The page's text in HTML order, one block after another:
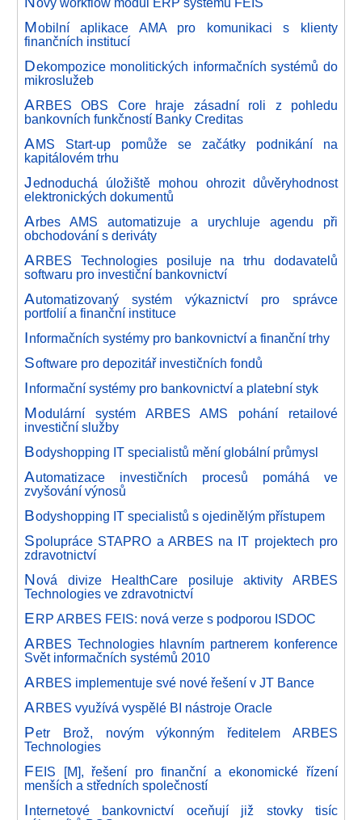
Mobilní aplikace AMA pro komunikaci s klienty
finančních institucí
Dekompozice monolitických informačních systémů do
mikroslužeb
ARBES OBS Core hraje zásadní roli z pohledu
bankovních funkčností Banky Creditas
AMS Start-up pomůže se začátky podnikání na
kapitálovém trhu
Jednoduchá úložiště mohou ohrozit důvěryhodnost
elektronických dokumentů
Arbes AMS automatizuje a urychluje agendu při
obchodování s deriváty
ARBES Technologies posiluje na trhu dodavatelů
softwaru pro investiční bankovnictví
Automatizovaný systém výkaznictví pro správce
portfolií a finanční instituce
Informačních systémy pro bankovnictví a finanční trhy
Software pro depozitář investičních fondů
Informační systémy pro bankovnictví a platební styk
Modulární systém ARBES AMS pohání retailové
investiční služby
Bodyshopping IT specialistů mění globální průmysl
Automatizace investičních procesů pomáhá ve
zvyšování výnosů
Bodyshopping IT specialistů s ojedinělým přístupem
Spolupráce STAPRO a ARBES na IT projektech pro
zdravotnictví
Nová divize HealthCare posiluje aktivity ARBES
Technologies ve zdravotnictví
ERP ARBES FEIS: nová verze s podporou ISDOC
ARBES Technologies hlavním partnerem konference
Svět informačních systémů 2010
ARBES implementuje své nové řešení v JT Bance
ARBES využívá vyspělé BI nástroje Oracle
Petr Brož, novým výkonným ředitelem ARBES
Technologies
FEIS [M], řešení pro finanční a ekonomické řízení
menších a středních společností
Internetové bankovnictví oceňují již stovky tisíc